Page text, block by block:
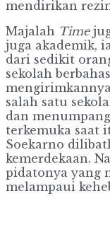
mendirikan
Majalah Time
juga akademik,
dari sedikit
sekolah
salah satu
dan
terkemuka saat
Soekarno
kemerdekaan.
pidatonya yang
melampaui